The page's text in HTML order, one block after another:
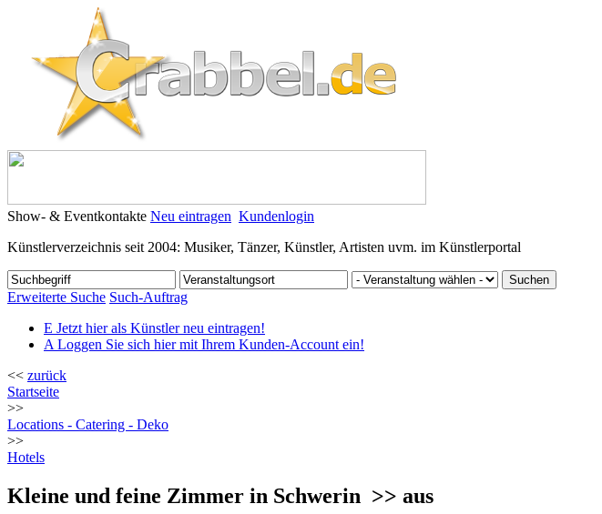
Show- & Eventkontakte Neu eintragen Kundenlogin
Künstlerverzeichnis seit 2004: Musiker, Tänzer, Künstler, Artisten uvm. im Künstlerportal
Erweiterte Suche Such-Auftrag
E Jetzt hier als Künstler neu eintragen!
A Loggen Sie sich hier mit Ihrem Kunden-Account ein!
<< zurück
Startseite
>>
Locations - Catering - Deko
>>
Hotels
Kleine und feine Zimmer in Schwerin >> aus